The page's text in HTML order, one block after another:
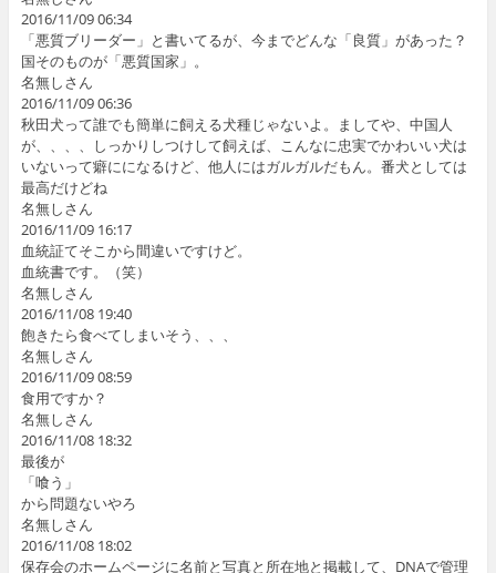
2016/11/09 06:34
「悪質ブリーダー」と書いてるが、今までどんな「良質」があった？
国そのものが「悪質国家」。
名無しさん
2016/11/09 06:36
秋田犬って誰でも簡単に飼える犬種じゃないよ。ましてや、中国人
が、、、、しっかりしつけして飼えば、こんなに忠実でかわいい犬は
いないって癖にになるけど、他人にはガルガルだもん。番犬としては
最高だけどね
名無しさん
2016/11/09 16:17
血統証てそこから間違いですけど。
血統書です。（笑）
名無しさん
2016/11/08 19:40
飽きたら食べてしまいそう、、、
名無しさん
2016/11/09 08:59
食用ですか？
名無しさん
2016/11/08 18:32
最後が
「喰う」
から問題ないやろ
名無しさん
2016/11/08 18:02
保存会のホームページに名前と写真と所在地と掲載して、DNAで管理